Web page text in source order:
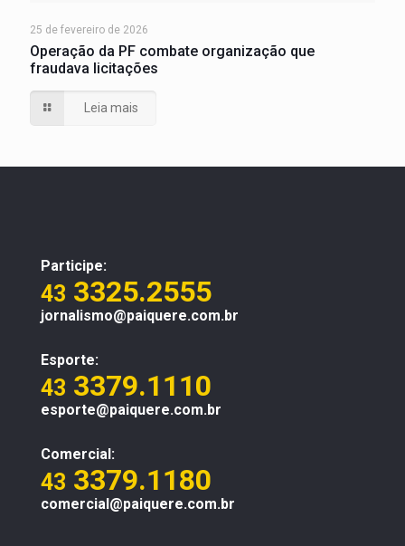
25 de fevereiro de 2026
Operação da PF combate organização que
fraudava licitações
Leia mais
Participe:
43 3325.2555
jornalismo@paiquere.com.br
Esporte:
43 3379.1110
esporte@paiquere.com.br
Comercial:
43 3379.1180
comercial@paiquere.com.br